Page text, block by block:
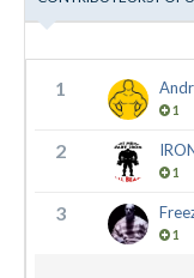
1
1
2
1
3
1